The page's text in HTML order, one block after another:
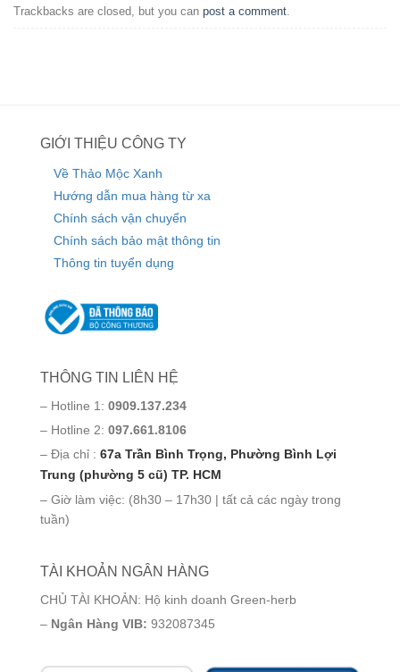
Trackbacks are closed, but you can post a comment
GIỚI THIỆU CÔNG TY
Về Thảo Mộc Xanh
Hướng dẫn mua hàng từ xa
Chính sách vận chuyển
Chính sách bảo mật thông tin
Thông tin tuyển dụng
THÔNG TIN LIÊN HỆ
– Hotline 1: 0909.137.234
– Hotline 2: 097.661.8106
– Địa chỉ : 67a Trần Bình Trọng, Phường Bình Lợi
Trung (phường 5 cũ) TP. HCM
– Giờ làm việc: (8h30 – 17h30 | tất cả các ngày trong
tuần)
TÀI KHOẢN NGÂN HÀNG
CHỦ TÀI KHOẢN: Hộ kinh doanh Green-herb
– Ngân Hàng VIB: 932087345